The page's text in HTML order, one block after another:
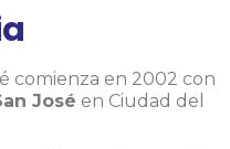
comienza en 2002 con
José en Ciudad del